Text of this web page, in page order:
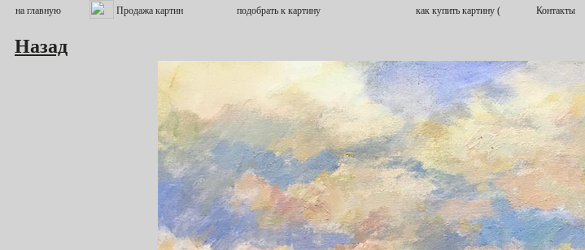
Назад